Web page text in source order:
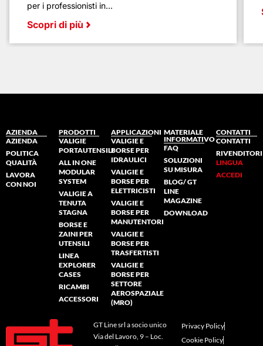
per i professionisti in...
Scopri di più
AZIENDA
AZIENDA
POLITICA
QUALITÀ
LAVORA
CON NOI
PRODOTTI
VALIGIE
PORTAUTENSILI
ALL IN ONE
MODULAR
SYSTEM
VALIGIE A
TENUTA
STAGNA
BORSE E
ZAINI PER
UTENSILI
LINEA
EXPLORER
CASES
RICAMBI
ACCESSORI
APPLICAZIONI
VALIGIE E
BORSE PER
IDRAULICI
VALIGIE E
BORSE PER
ELETTRICISTI
VALIGIE E
BORSE PER
MANUTENTORI
VALIGIE E
BORSE PER
TRASFERTISTI
VALIGIE E
BORSE PER
SETTORE
AEROSPAZIALE
(MRO)
MATERIALE
INFORMATIVO
FAQ
SOLUZIONI
SU MISURA
BLOG/ GT
LINE
MAGAZINE
DOWNLOAD
CONTATTI
CONTATTI
RIVENDITORI
LINGUA
ACCEDI
GT Line srl a socio unico
Via del Lavoro, 9 – Loc.
Privacy Policy
Cookie Policy